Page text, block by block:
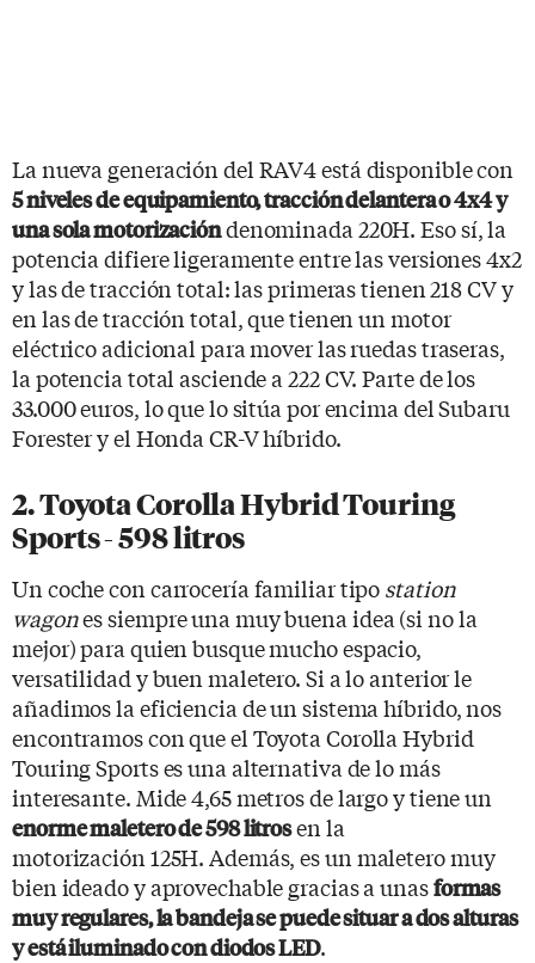
La nueva generación del RAV4 está disponible con
5 niveles de equipamiento, tracción delantera o 4x4 y
una sola motorizacióndenominada 220H. Eso sí, la
potencia difiere ligeramente entre las versiones 4x2
y las de tracción total: las primeras tienen 218 CV y
en las de tracción total, que tienen un motor
eléctrico adicional para mover las ruedas traseras,
la potencia total asciende a 222 CV. Parte de los
33.000 euros, lo que lo sitúa por encima del Subaru
Forester y el Honda CR-V híbrido.
2. Toyota Corolla Hybrid Touring
Sports - 598 litros
Un coche con carrocería familiar tipostation
wagones siempre una muy buena idea (si no la
mejor) para quien busque mucho espacio,
versatilidad y buen maletero. Si a lo anterior le
añadimos la eficiencia de un sistema híbrido, nos
encontramos con que el Toyota Corolla Hybrid
Touring Sports es una alternativa de lo más
interesante. Mide 4,65 metros de largo y tiene un
enorme maletero de 598 litrosen la
motorización 125H. Además, es un maletero muy
bien ideado y aprovechable gracias a unasformas
muy regulares, la bandeja se puede situar a dos alturas
y está iluminado con diodos LED.